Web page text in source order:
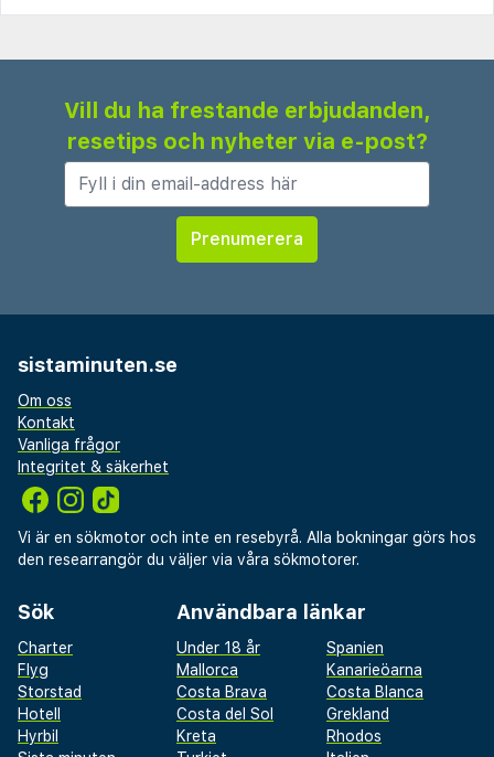
Vill du ha frestande erbjudanden,
resetips och nyheter via e-post?
sistaminuten.se
Om oss
Kontakt
Vanliga frågor
Integritet & säkerhet
Vi är en sökmotor och inte en resebyrå. Alla bokningar görs hos
den researrangör du väljer via våra sökmotorer.
Sök
Charter
Flyg
Storstad
Hotell
Hyrbil
Användbara länkar
Under 18 år
Spanien
Mallorca
Kanarieöarna
Costa Brava
Costa Blanca
Costa del Sol
Grekland
Kreta
Rhodos